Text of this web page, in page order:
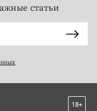
статьи
18+